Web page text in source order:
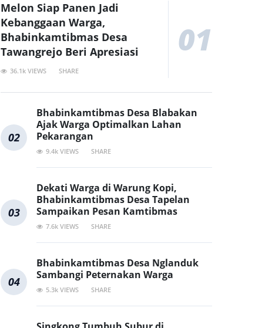
Melon Siap Panen Jadi
Kebanggaan Warga,
Bhabinkamtibmas Desa
Tawangrejo Beri Apresiasi
36.1k VIEWS SHARE
01
02
Bhabinkamtibmas Desa Blabakan
Ajak Warga Optimalkan Lahan
Pekarangan
9.4k VIEWS SHARE
03
Dekati Warga di Warung Kopi,
Bhabinkamtibmas Desa Tapelan
Sampaikan Pesan Kamtibmas
7.6k VIEWS SHARE
04
Bhabinkamtibmas Desa Nglanduk
Sambangi Peternakan Warga
5.3k VIEWS SHARE